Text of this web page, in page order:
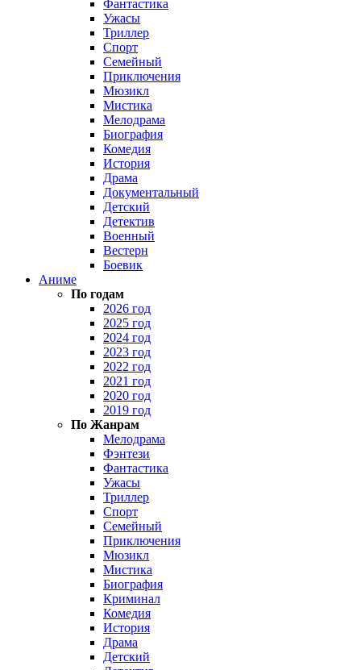
Фантастика
Ужасы
Триллер
Спорт
Семейный
Приключения
Мюзикл
Мистика
Мелодрама
Биография
Комедия
История
Драма
Документальный
Детский
Детектив
Военный
Вестерн
Боевик
Аниме
По годам
2026 год
2025 год
2024 год
2023 год
2022 год
2021 год
2020 год
2019 год
По Жанрам
Мелодрама
Фэнтези
Фантастика
Ужасы
Триллер
Спорт
Семейный
Приключения
Мюзикл
Мистика
Биография
Криминал
Комедия
История
Драма
Детский